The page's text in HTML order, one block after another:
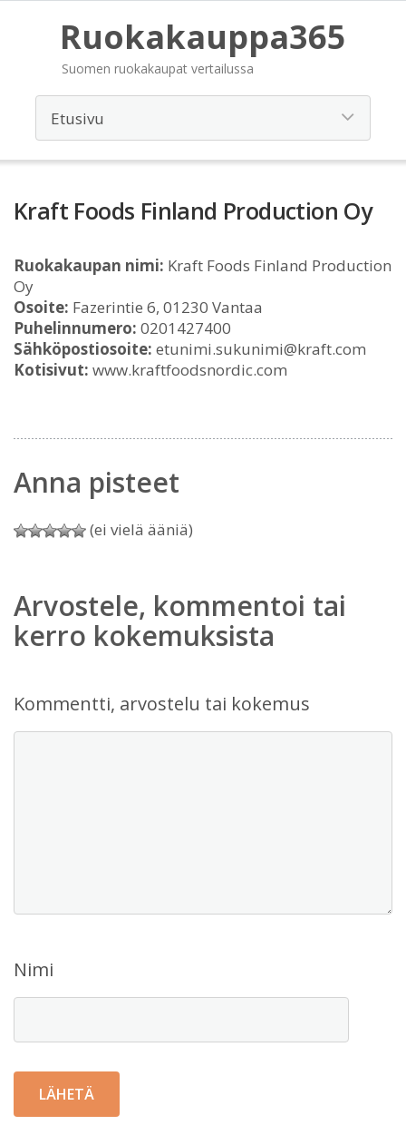
Ruokakauppa365
Suomen ruokakaupat vertailussa
Kraft Foods Finland Production Oy
Ruokakaupan nimi: Kraft Foods Finland Production
Oy
Osoite: Fazerintie 6, 01230 Vantaa
Puhelinnumero: 0201427400
Sähköpostiosoite: etunimi.sukunimi@kraft.com
Kotisivut: www.kraftfoodsnordic.com
Anna pisteet
(ei vielä ääniä)
Arvostele, kommentoi tai
kerro kokemuksista
Kommentti, arvostelu tai kokemus
Nimi